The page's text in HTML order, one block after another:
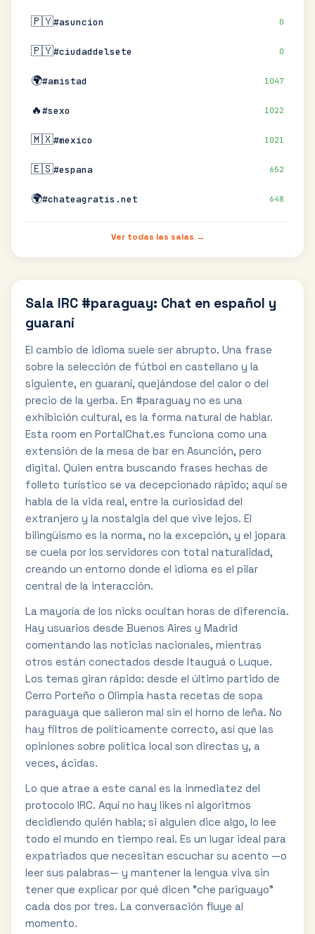
🇵🇾#asuncion 0
🇵🇾#ciudaddelsete 0
🌍#amistad 1047
🔥#sexo 1022
🇲🇽#mexico 1021
🇪🇸#espana 652
🌍#chateagratis.net 648
Ver todas las salas →
Sala IRC #paraguay: Chat en español y
guaraní
El cambio de idioma suele ser abrupto. Una frase
sobre la selección de fútbol en castellano y la
siguiente, en guaraní, quejándose del calor o del
precio de la yerba. En #paraguay no es una
exhibición cultural, es la forma natural de hablar.
Esta room en PortalChat.es funciona como una
extensión de la mesa de bar en Asunción, pero
digital. Quien entra buscando frases hechas de
folleto turístico se va decepcionado rápido; aquí se
habla de la vida real, entre la curiosidad del
extranjero y la nostalgia del que vive lejos. El
bilingüismo es la norma, no la excepción, y el jopara
se cuela por los servidores con total naturalidad,
creando un entorno donde el idioma es el pilar
central de la interacción.
La mayoría de los nicks ocultan horas de diferencia.
Hay usuarios desde Buenos Aires y Madrid
comentando las noticias nacionales, mientras
otros están conectados desde Itauguá o Luque.
Los temas giran rápido: desde el último partido de
Cerro Porteño o Olimpia hasta recetas de sopa
paraguaya que salieron mal sin el horno de leña. No
hay filtros de políticamente correcto, así que las
opiniones sobre política local son directas y, a
veces, ácidas.
Lo que atrae a este canal es la inmediatez del
protocolo IRC. Aquí no hay likes ni algoritmos
decidiendo quién habla; si alguien dice algo, lo lee
todo el mundo en tiempo real. Es un lugar ideal para
expatriados que necesitan escuchar su acento —o
leer sus palabras— y mantener la lengua viva sin
tener que explicar por qué dicen "che pariguayo"
cada dos por tres. La conversación fluye al
momento.